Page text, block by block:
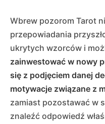
Wbrew pozorom Tarot
przepowiadania
ukrytych wzorców i
zainwestować w nowy
się z podjęciem danej
motywacje związane z
zamiast pozostawać w
znaleźć odpowiedź